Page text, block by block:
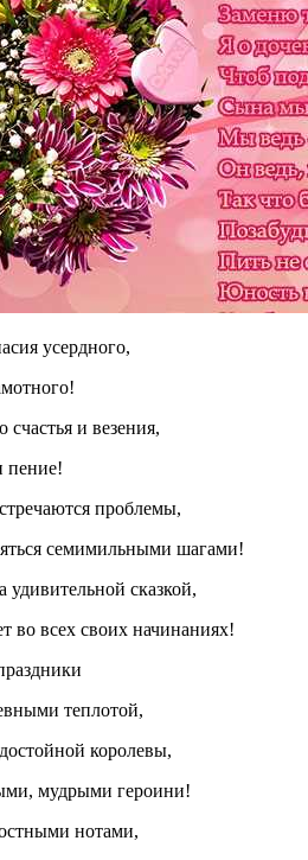
усердного,
и везения,
пение!
проблемы,
семимильными шагами!
сказкой,
во всех своих начинаниях!
теплотой,
королевы,
мудрыми героини!
нотами,